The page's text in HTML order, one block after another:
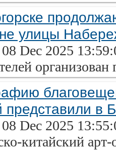
улицы
Dec 2025
организован
представили в
Dec 2025
китайский